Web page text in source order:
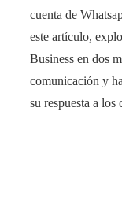
cuenta de
este artículo,
Business en dos
comunicación y
su respuesta a los